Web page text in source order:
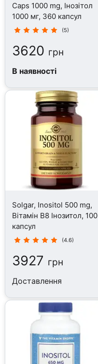
Caps 1000 mg, Інозітол
1000 мг, 360 капсул
(5)
3620 грн
В наявності
Solgar, Inositol 500 mg,
Вітамін B8 Інозитол, 100
капсул
(4.6)
3927 грн
Доставлення